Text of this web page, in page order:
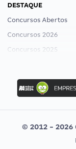
DESTAQUE
Concursos Abertos
Concursos 2026
Concursos 2025
Concurso Ibama
Concurso MPU
Editais publicados
CONCURSOS POR
© 2012 - 2026